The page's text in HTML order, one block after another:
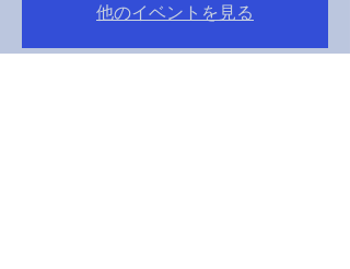
他のイベントを見る